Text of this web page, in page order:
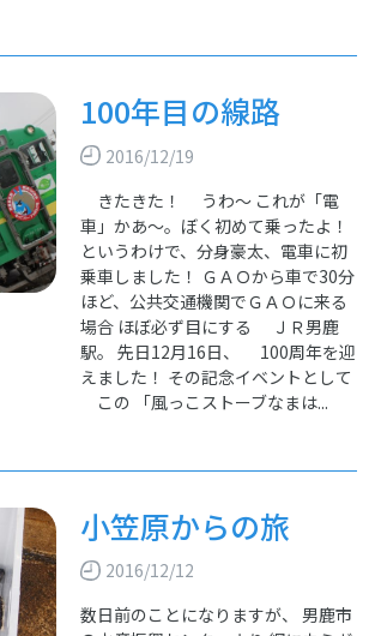
100年目の線路
2016/12/19
きたきた！ うわ～ これが「電
車」かあ～。ぼく初めて乗ったよ！
というわけで、分身豪太、電車に初
乗車しました！ ＧＡＯから車で30分
ほど、公共交通機関でＧＡＯに来る
場合 ほぼ必ず目にする ＪＲ男鹿
駅。 先日12月16日、 100周年を迎
えました！ その記念イベントとして
この 「風っこストーブなまは...
小笠原からの旅
2016/12/12
数日前のことになりますが、 男鹿市